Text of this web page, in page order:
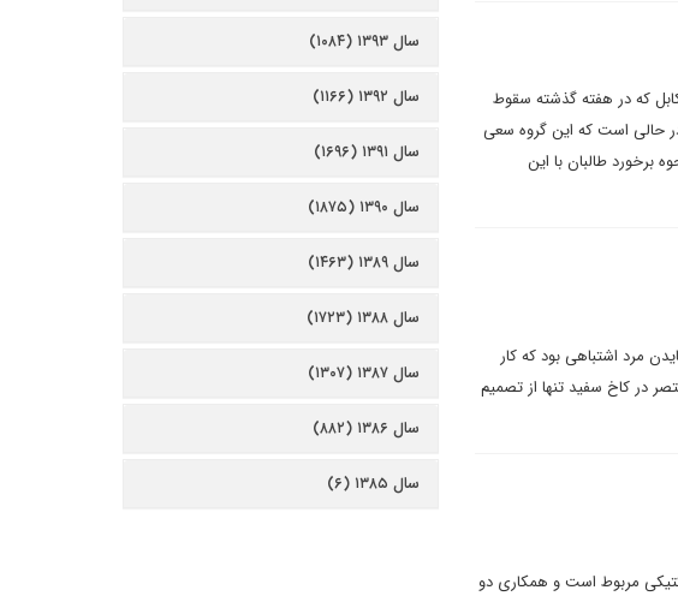
که در هفته گذشته سقوط
حالی است که این گروه سعی
برخورد طالبان با این
مرد اشتباهی بود که کار
در کاخ سفید تنها از تصمیم
مربوط است و همکاری دو
سال ۱۳۹۳ (۱۰۸۴)
سال ۱۳۹۲ (۱۱۶۶)
سال ۱۳۹۱ (۱۶۹۶)
سال ۱۳۹۰ (۱۸۷۵)
سال ۱۳۸۹ (۱۴۶۳)
سال ۱۳۸۸ (۱۷۲۳)
سال ۱۳۸۷ (۱۳۰۷)
سال ۱۳۸۶ (۸۸۲)
سال ۱۳۸۵ (۶)